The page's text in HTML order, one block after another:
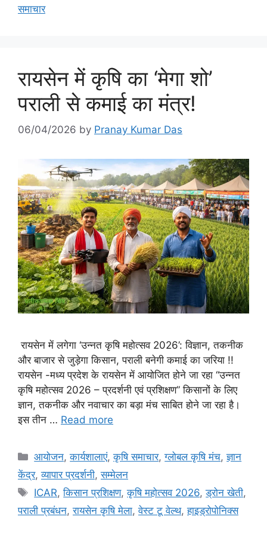
समाचार
रायसेन में कृषि का ‘मेगा शो’
पराली से कमाई का मंत्र!
06/04/2026 by Pranay Kumar Das
रायसेन में लगेगा ‘उन्नत कृषि महोत्सव 2026’: विज्ञान, तकनीक
और बाजार से जुड़ेगा किसान, पराली बनेगी कमाई का जरिया !!
रायसेन -मध्य प्रदेश के रायसेन में आयोजित होने जा रहा “उन्नत
कृषि महोत्सव 2026 – प्रदर्शनी एवं प्रशिक्षण” किसानों के लिए
ज्ञान, तकनीक और नवाचार का बड़ा मंच साबित होने जा रहा है।
इस तीन … Read more
आयोजन,कार्यशालाएं,कृषि समाचार,ग्लोबल कृषि मंच,ज्ञान
केंद्र,व्यापार प्रदर्शनी,सम्मेलन
ICAR,किसान प्रशिक्षण,कृषि महोत्सव 2026,ड्रोन खेती,
पराली प्रबंधन,रायसेन कृषि मेला,वेस्ट टू वेल्थ,हाइड्रोपोनिक्स